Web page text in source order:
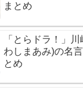
まとめ
「とらドラ！」
わしまあみ)の名
とめ